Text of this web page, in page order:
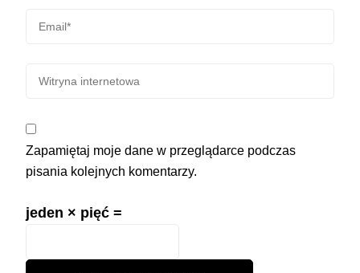
Zapamiętaj moje dane w przeglądarce podczas
pisania kolejnych komentarzy.
jeden × pięć =